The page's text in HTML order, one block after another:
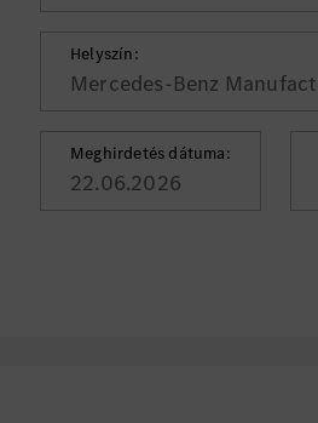
Helyszín:
Mercedes-Benz
Meghirdetés dátuma:
22.06.2026